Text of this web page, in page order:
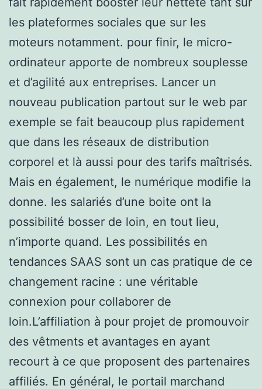
les plateformes sociales que sur les
moteurs notamment. pour finir, le micro-
ordinateur apporte de nombreux souplesse
et d’agilité aux entreprises. Lancer un
nouveau publication partout sur le web par
exemple se fait beaucoup plus rapidement
que dans les réseaux de distribution
corporel et là aussi pour des tarifs maîtrisés.
Mais en également, le numérique modifie la
donne. les salariés d’une boite ont la
possibilité bosser de loin, en tout lieu,
n’importe quand. Les possibilités en
tendances SAAS sont un cas pratique de ce
changement racine : une véritable
connexion pour collaborer de
loin.L’affiliation à pour projet de promouvoir
des vêtments et avantages en ayant
recourt à ce que proposent des partenaires
affiliés. En général, le portail marchand